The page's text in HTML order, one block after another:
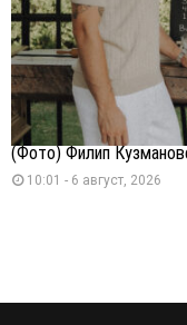
(Фото) Филип
10:01 - 6 август, 2026